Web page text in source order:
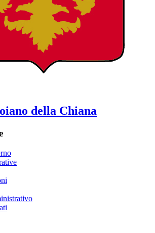
della Chiana